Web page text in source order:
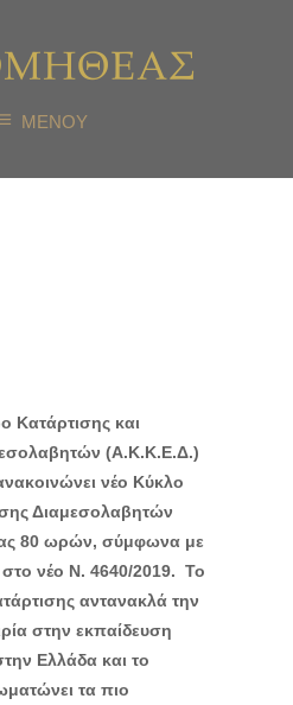
ΜΕΝΟΥ
Κατάρτισης και
(Α.Κ.Κ.Ε.Δ.)
νέο Κύκλο
Διαμεσολαβητών
80 ωρών, σύμφωνα με
νέο Ν. 4640/2019. Το
αντανακλά την
στην εκπαίδευση
Ελλάδα και το
τα πιο